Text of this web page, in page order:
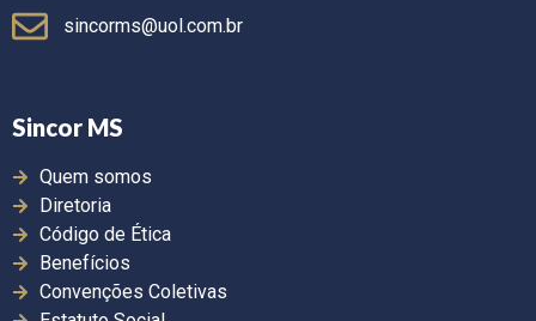
sincorms@uol.com.br
Sincor MS
Quem somos
Diretoria
Código de Ética
Benefícios
Convenções Coletivas